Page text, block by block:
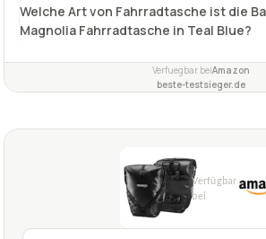
Welche Art von Fahrradtasche ist die
Magnolia Fahrradtasche in Teal Blue?
Verfuegbar beiAmazon
beste-testsieger.de